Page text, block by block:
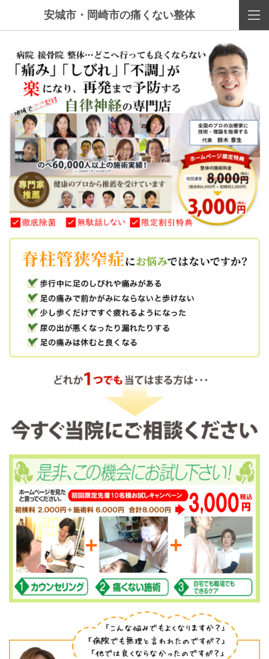
安城市・岡崎市の痛くない整体